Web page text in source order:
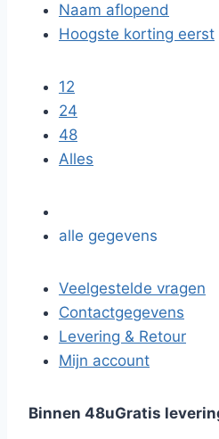
Naam aflopend
Hoogste korting eerst
12
24
48
Alles
alle gegevens
Veelgestelde vragen
Contactgegevens
Levering & Retour
Mijn account
Binnen 48uGratis